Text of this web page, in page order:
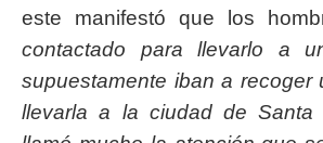
este manifestó que los
contactado para llevarlo a
supuestamente iban a recoger
llevarla a la ciudad de Santa